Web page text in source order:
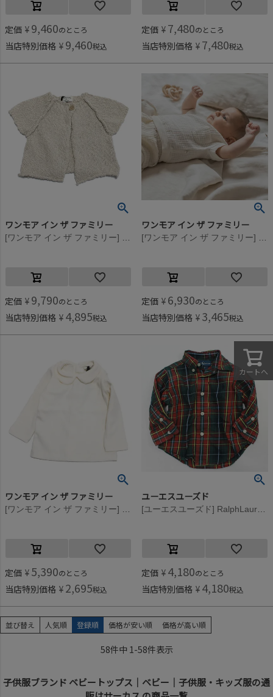
定価 ¥ 9,460のところ
当店特別価格 ¥ 9,460税込
定価 ¥ 7,480のところ
当店特別価格 ¥ 7,480税込
ワンモア イン ザ ファミリー
[ワンモア イン ザ ファミリー] MARTINA(カーディガン) ナチュラル(115)
定価 ¥ 9,790のところ
当店特別価格 ¥ 4,895税込
ワンモア イン ザ ファミリー
[ワンモア イン ザ ファミリー] DANIELE(ポケット付き半袖トップス) アイボリー(101)
定価 ¥ 6,930のところ
当店特別価格 ¥ 3,465税込
ワンモア イン ザ ファミリー
[ワンモア イン ザ ファミリー] COLETTE(リブ襟付きトップス) エクリュ(101)
定価 ¥ 5,390のところ
当店特別価格 ¥ 2,695税込
ユーエスユーズド
[ユーエスユーズド] RalphLauren ラルフローレン ボタンダウン チェック シャツ グリーン
定価 ¥ 4,180のところ
当店特別価格 ¥ 4,180税込
並び替え 人気順 登録順 価格が安い順 価格が高い順
58件中 1-58件表示
子供服ブランド ベビートップス｜ベビー｜子供服・キッズ服の通
カートへ